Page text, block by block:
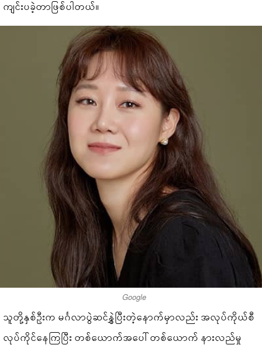
ကျင်းပခဲ့တာဖြစ်ပါတယ်။
Google
သူတို့နှစ်ဦးက မင်္ဂလာပွဲဆင်နွှဲပြီးတဲ့နောက်မှာလည်း အလုပ်ကိုယ်စီ
လုပ်ကိုင်နေကြပြီး တစ်ယောက်အပေါ် တစ်ယောက် နားလည်မှု